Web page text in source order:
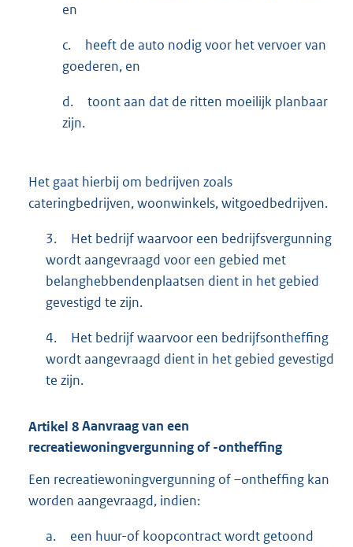
en
c.
heeft de auto nodig voor het vervoer van
goederen, en
d.
toont aan dat de ritten moeilijk planbaar
zijn.
Het gaat hierbij om bedrijven zoals
cateringbedrijven, woonwinkels, witgoedbedrijven.
3.
Het bedrijf waarvoor een bedrijfsvergunning
wordt aangevraagd voor een gebied met
belanghebbendenplaatsen dient in het gebied
gevestigd te zijn.
4.
Het bedrijf waarvoor een bedrijfsontheffing
wordt aangevraagd dient in het gebied gevestigd
te zijn.
Artikel 8Aanvraag van een
recreatiewoningvergunning of -ontheffing
Een recreatiewoningvergunning of –ontheffing kan
worden aangevraagd, indien:
a.
een huur-of koopcontract wordt getoond